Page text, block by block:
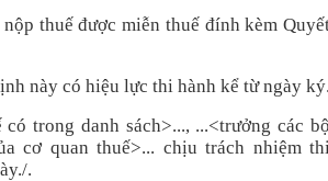
thuế được miễn thuế đính kèm
này có hiệu lực thi hành kể từ ngày
có trong danh sách>..., ...<trưởng các
cơ quan thuế>... chịu trách nhiệm
.